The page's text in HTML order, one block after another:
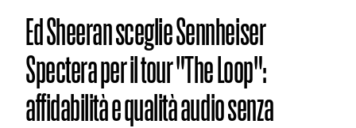
Ed Sheeran sceglie Sennheiser
Spectera per il tour "The Loop":
affidabilità e qualità audio senza